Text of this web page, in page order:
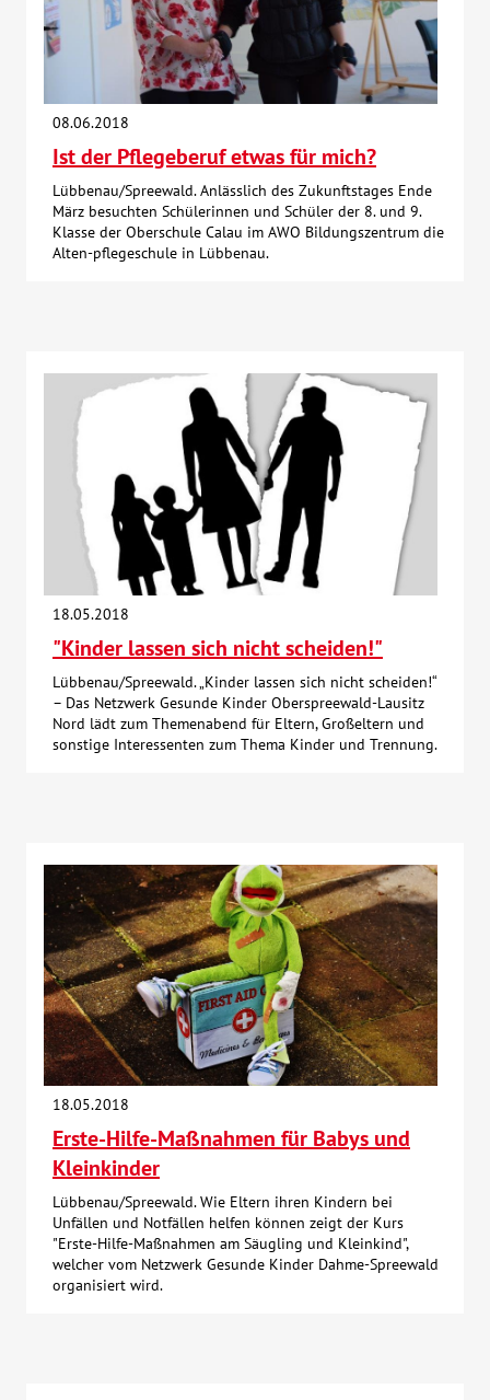
08.06.2018
Ist der Pflegeberuf etwas für mich?
Lübbenau/Spreewald. Anlässlich des Zukunftstages Ende
März besuchten Schülerinnen und Schüler der 8. und 9.
Klasse der Oberschule Calau im AWO Bildungszentrum die
Alten-pflegeschule in Lübbenau.
18.05.2018
"Kinder lassen sich nicht scheiden!"
Lübbenau/Spreewald. „Kinder lassen sich nicht scheiden!“
– Das Netzwerk Gesunde Kinder Oberspreewald-Lausitz
Nord lädt zum Themenabend für Eltern, Großeltern und
sonstige Interessenten zum Thema Kinder und Trennung.
18.05.2018
Erste-Hilfe-Maßnahmen für Babys und
Kleinkinder
Lübbenau/Spreewald. Wie Eltern ihren Kindern bei
Unfällen und Notfällen helfen können zeigt der Kurs
"Erste-Hilfe-Maßnahmen am Säugling und Kleinkind",
welcher vom Netzwerk Gesunde Kinder Dahme-Spreewald
organisiert wird.